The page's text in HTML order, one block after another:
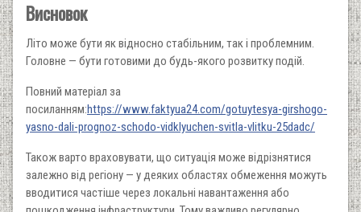
Висновок
Літо може бути як відносно стабільним, так і проблемним.
Головне — бути готовими до будь-якого розвитку подій.
Повний матеріал за
посиланням:https://www.faktyua24.com/gotuytesya-girshogo-
yasno-dali-prognoz-schodo-vidklyuchen-svitla-vlitku-25dadc/
Також варто враховувати, що ситуація може відрізнятися
залежно від регіону — у деяких областях обмеження можуть
вводитися частіше через локальні навантаження або